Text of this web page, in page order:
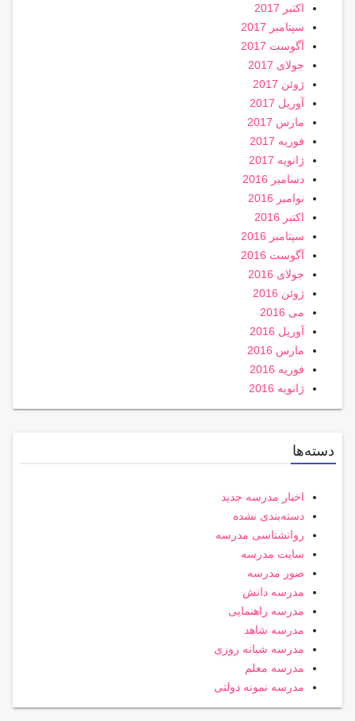
اکتبر 2017
سپتامبر 2017
آگوست 2017
جولای 2017
ژوئن 2017
آوریل 2017
مارس 2017
فوریه 2017
ژانویه 2017
دسامبر 2016
نوامبر 2016
اکتبر 2016
سپتامبر 2016
آگوست 2016
جولای 2016
ژوئن 2016
می 2016
آوریل 2016
مارس 2016
فوریه 2016
ژانویه 2016
دسته‌ها
اخبار مدرسه جدید
دسته‌بندی نشده
روانشناسی مدرسه
سایت مدرسه
صور مدرسه
مدرسه دانش
مدرسه راهنمایی
مدرسه شاهد
مدرسه شبانه روزی
مدرسه معلم
مدرسه نمونه دولتی